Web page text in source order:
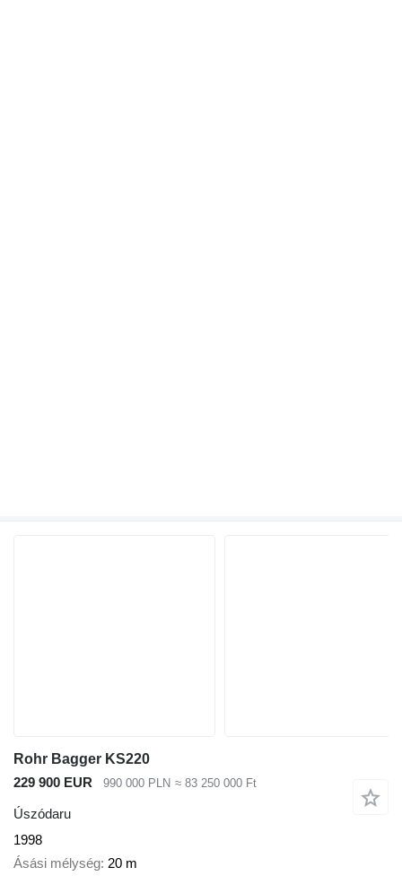
Rohr Bagger KS220
229 900 EUR
990 000 PLN ≈ 83 250 000 Ft
Úszódaru
1998
Ásási mélység 20 m